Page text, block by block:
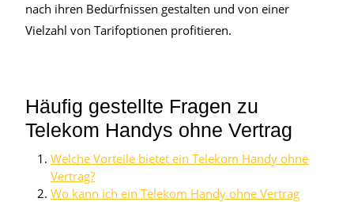
nach ihren Bedürfnissen gestalten und von einer
Vielzahl von Tarifoptionen profitieren.
Häufig gestellte Fragen zu
Telekom Handys ohne Vertrag
Welche Vorteile bietet ein Telekom Handy ohne
Vertrag?
Wo kann ich ein Telekom Handy ohne Vertrag